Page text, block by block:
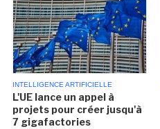
INTELLIGENCE ARTIFICIELLE
L'UE lance un appel à
projets pour créer jusqu'à
7 gigafactories